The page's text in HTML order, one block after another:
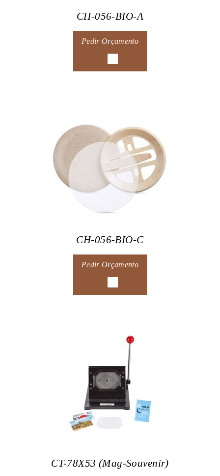
CH-056-BIO-A
Pedir Orçamento
CH-056-BIO-C
Pedir Orçamento
CT-78X53 (Mag-Souvenir)